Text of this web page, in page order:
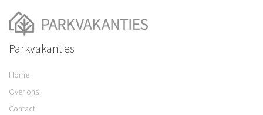
Parkvakanties
Home
Over ons
Contact